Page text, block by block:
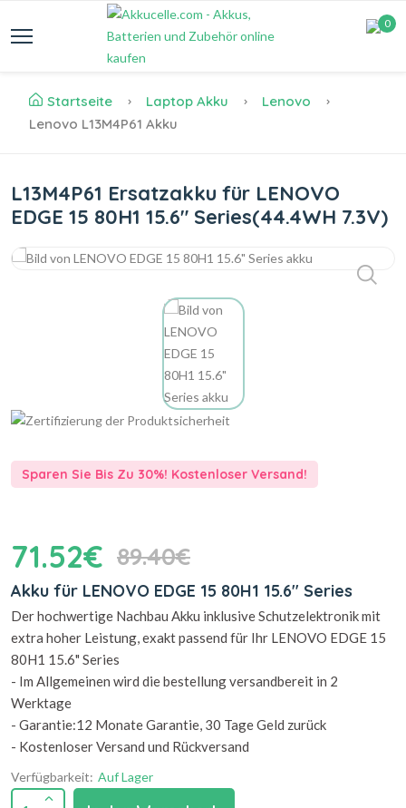
0
Startseite Laptop Akku
Lenovo
Lenovo L13M4P61 Akku
L13M4P61 Ersatzakku für LENOVO
EDGE 15 80H1 15.6" Series(44.4WH 7.3V)
Sparen Sie Bis Zu 30%! Kostenloser Versand!
71.52€ 89.40€
Akku für LENOVO EDGE 15 80H1 15.6" Series
Der hochwertige Nachbau Akku inklusive Schutzelektronik mit
extra hoher Leistung, exakt passend für Ihr LENOVO EDGE 15
80H1 15.6" Series
- Im Allgemeinen wird die bestellung versandbereit in 2
Werktage
- Garantie:12 Monate Garantie, 30 Tage Geld zurück
- Kostenloser Versand und Rückversand
Verfügbarkeit: Auf Lager